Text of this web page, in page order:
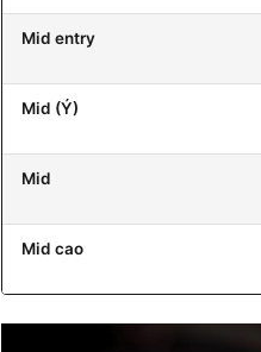
Mid entry
Mid (Ý)
Mid
Mid cao